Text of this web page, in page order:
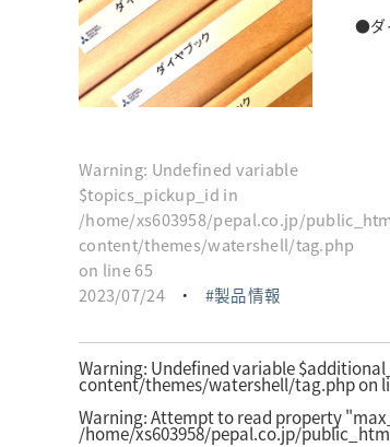
Warning: Undefined variable
$topics_pickup_id in
/home/xs603958/pepal.co.jp/
content/themes/watershell/tag.php
on line65
2023/07/24
・ 製品情報
●ダ
Warning: Undefined variable
content/themes/watershell/tag.phpon
Warning: Attempt to read property
/home/xs603958/pepal.co.jp/